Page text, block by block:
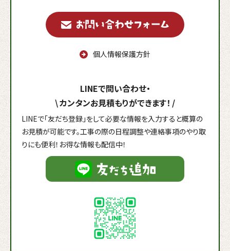
個人情報保護方針
\
LINEで問い合わせ・
カンタンお見積もりができます！ /
LINEで「友だち登録」をして必要な情報を入力すると概算の
お見積が可能です。工事の際の日程調整や連絡事項のやり取
りにも便利！お得な情報も配信中！